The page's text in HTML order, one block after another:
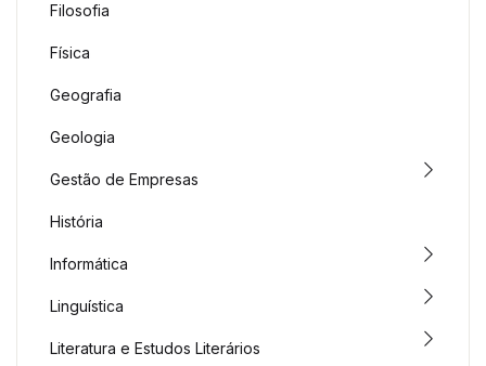
Filosofia
Física
Geografia
Geologia
Gestão de Empresas
História
Informática
Linguística
Literatura e Estudos Literários